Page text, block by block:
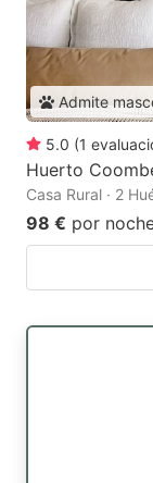
Admite
5.0 (1
Huerto
Casa Rural · 2
98 € por